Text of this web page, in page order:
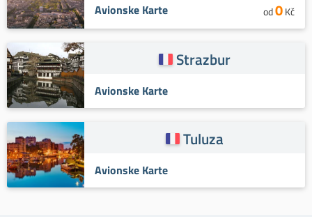
Avionske Karte od0Kč
Strazbur
Avionske Karte
Tuluza
Avionske Karte